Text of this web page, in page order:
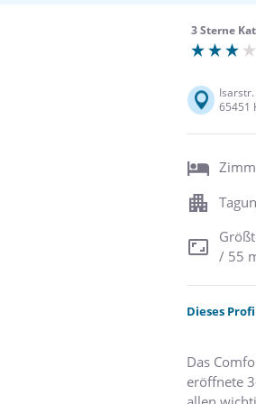
3 Sterne
65451
/ 55
Dieses
Das
eröffnete